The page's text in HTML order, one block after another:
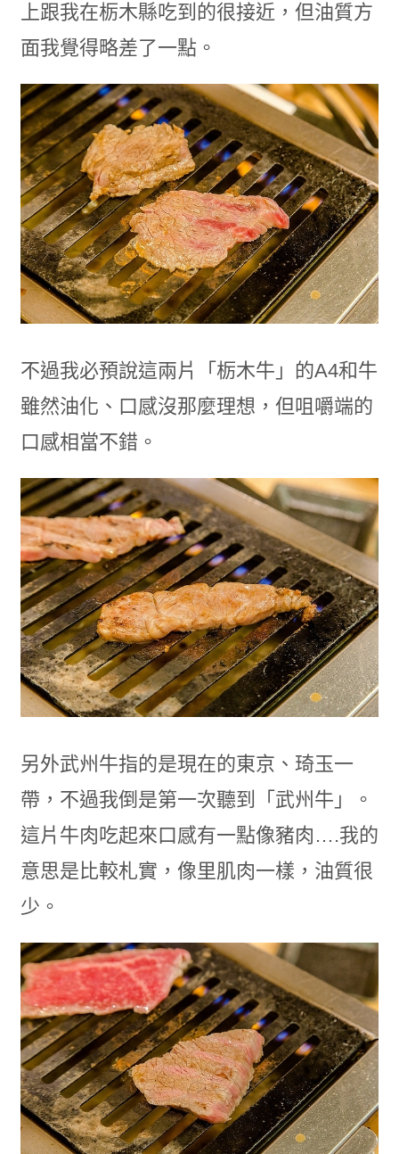
上跟我在栃木縣吃到的很接近，但油質方
面我覺得略差了一點。
不過我必預說這兩片「栃木牛」的A4和牛
雖然油化、口感沒那麼理想，但咀嚼端的
口感相當不錯。
另外武州牛指的是現在的東京、琦玉一
帶，不過我倒是第一次聽到「武州牛」。
這片牛肉吃起來口感有一點像豬肉….我的
意思是比較札實，像里肌肉一樣，油質很
少。